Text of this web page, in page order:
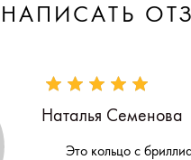
НАПИСАТЬ
Наталья Семенова
Это кольцо с